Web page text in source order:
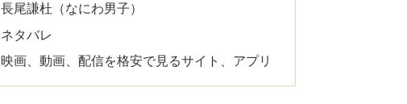
長尾謙杜（なにわ男子）
ネタバレ
映画、動画、配信を格安で見るサイト、アプリ